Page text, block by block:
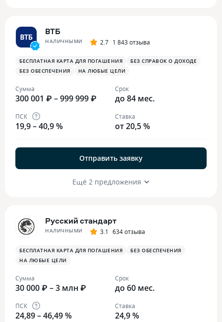
ВТБ
НАЛИЧНЫМИ 2.7 1 843 отзыва
БЕСПЛАТНАЯ КАРТА ДЛЯ ПОГАШЕНИЯ
БЕЗ СПРАВОК О ДОХОДЕ
БЕЗ ОБЕСПЕЧЕНИЯ
НА ЛЮБЫЕ ЦЕЛИ
Сумма
300 001 ₽ – 999 999 ₽
Срок
до 84 мес.
ПСК
19,9 – 40,9 %
Ставка
от 20,5 %
Отправить заявку
Ещё 2 предложения
Русский стандарт
НАЛИЧНЫМИ 3.1 634 отзыва
БЕСПЛАТНАЯ КАРТА ДЛЯ ПОГАШЕНИЯ
БЕЗ ОБЕСПЕЧЕНИЯ
НА ЛЮБЫЕ ЦЕЛИ
Сумма
30 000 ₽ – 3 млн ₽
Срок
до 60 мес.
ПСК
24,89 – 46,49 %
Ставка
24,9 %